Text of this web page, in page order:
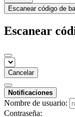
Escanear código de
Escanear
Cancelar
Notificaciones
Nombre de usuario:
Contraseña: